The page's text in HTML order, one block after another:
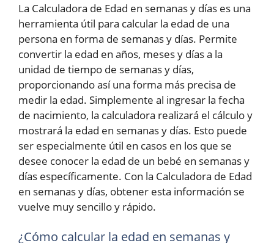
La Calculadora de Edad en semanas y días es una
herramienta útil para calcular la edad de una
persona en forma de semanas y días. Permite
convertir la edad en años, meses y días a la
unidad de tiempo de semanas y días,
proporcionando así una forma más precisa de
medir la edad. Simplemente al ingresar la fecha
de nacimiento, la calculadora realizará el cálculo y
mostrará la edad en semanas y días. Esto puede
ser especialmente útil en casos en los que se
desee conocer la edad de un bebé en semanas y
días específicamente. Con la Calculadora de Edad
en semanas y días, obtener esta información se
vuelve muy sencillo y rápido.
¿Cómo calcular la edad en semanas y